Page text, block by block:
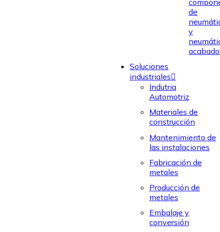
Soluciones
industriales
Indutria
Automotriz
Materiales de
construcción
Mantenimiento de
las instalaciones
Fabricación de
metales
Producción de
metales
Embalaje y
conversión